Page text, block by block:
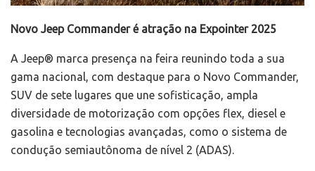
Novo Jeep Commander é atração na Expointer 2025
A Jeep® marca presença na feira reunindo toda a sua
gama nacional, com destaque para o Novo Commander,
SUV de sete lugares que une sofisticação, ampla
diversidade de motorização com opções flex, diesel e
gasolina e tecnologias avançadas, como o sistema de
condução semiautônoma de nível 2 (ADAS).